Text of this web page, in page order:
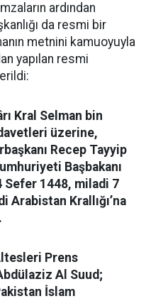
ardından
da resmi bir
metnini kamuoyuyla
yapılan resmi
Kral Selman bin
üzerine,
Recep Tayyip
Başbakanı
Sefer 1448, miladi 7
Krallığı’na
Prens
Al Suud;
İslam